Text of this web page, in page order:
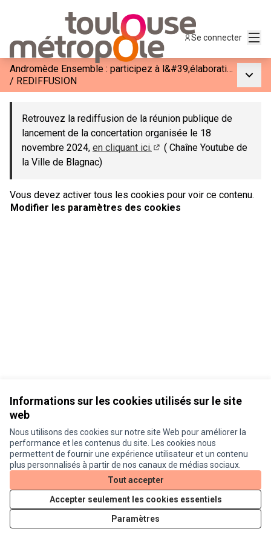
Informations sur les cookies utilisés sur le site
web
Nous utilisons des cookies sur notre site Web pour améliorer la
performance et les contenus du site. Les cookies nous
permettent de fournir une expérience utilisateur et un contenu
plus personnalisés à partir de nos canaux de médias sociaux.
Tout accepter
Accepter seulement les cookies essentiels
Paramètres
Se connecter
Andromède Ensemble : participez à l&#39;élaboration de la phase 3
/ REDIFFUSION
Retrouvez la rediffusion de la réunion publique de
lancement de la concertation organisée le 18
novembre 2024, en cliquant ici.
(S'ouvre dans un nouvel
( Chaîne Youtube de
la Ville de Blagnac)
Vous devez activer tous les cookies pour voir ce contenu.
Modifier les paramètres des cookies
Conditions d'utilisation
Paramètres des cookies
Je participe ! sur X
(Lien externe)
Je participe ! sur Facebook
Je participe ! sur Instagram
Site réalisé grâce aulogiciel libre Decidim .
Licence
(Lien